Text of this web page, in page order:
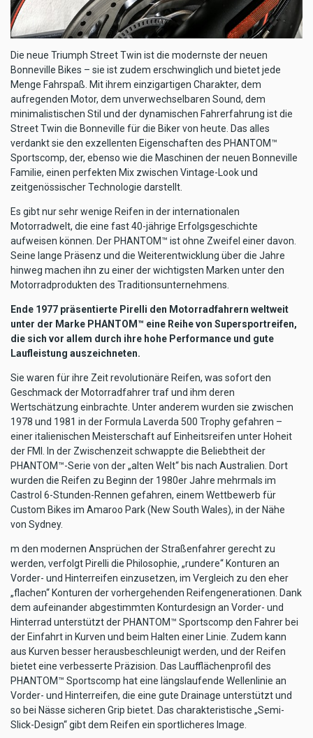
Die neue Triumph Street Twin ist die modernste der neuen
Bonneville Bikes – sie ist zudem erschwinglich und bietet jede
Menge Fahrspaß. Mit ihrem einzigartigen Charakter, dem
aufregenden Motor, dem unverwechselbaren Sound, dem
minimalistischen Stil und der dynamischen Fahrerfahrung ist die
Street Twin die Bonneville für die Biker von heute. Das alles
verdankt sie den exzellenten Eigenschaften des PHANTOM™
Sportscomp, der, ebenso wie die Maschinen der neuen Bonneville
Familie, einen perfekten Mix zwischen Vintage-Look und
zeitgenössischer Technologie darstellt.
Es gibt nur sehr wenige Reifen in der internationalen
Motorradwelt, die eine fast 40-jährige Erfolgsgeschichte
aufweisen können. Der PHANTOM™ ist ohne Zweifel einer davon.
Seine lange Präsenz und die Weiterentwicklung über die Jahre
hinweg machen ihn zu einer der wichtigsten Marken unter den
Motorradprodukten des Traditionsunternehmens.
Ende 1977 präsentierte Pirelli den Motorradfahrern weltweit
unter der Marke PHANTOM™ eine Reihe von Supersportreifen,
die sich vor allem durch ihre hohe Performance und gute
Laufleistung auszeichneten.
Sie waren für ihre Zeit revolutionäre Reifen, was sofort den
Geschmack der Motorradfahrer traf und ihm deren
Wertschätzung einbrachte. Unter anderem wurden sie zwischen
1978 und 1981 in der Formula Laverda 500 Trophy gefahren –
einer italienischen Meisterschaft auf Einheitsreifen unter Hoheit
der FMI. In der Zwischenzeit schwappte die Beliebtheit der
PHANTOM™-Serie von der „alten Welt“ bis nach Australien. Dort
wurden die Reifen zu Beginn der 1980er Jahre mehrmals im
Castrol 6-Stunden-Rennen gefahren, einem Wettbewerb für
Custom Bikes im Amaroo Park (New South Wales), in der Nähe
von Sydney.
m den modernen Ansprüchen der Straßenfahrer gerecht zu
werden, verfolgt Pirelli die Philosophie, „rundere“ Konturen an
Vorder- und Hinterreifen einzusetzen, im Vergleich zu den eher
„flachen“ Konturen der vorhergehenden Reifengenerationen. Dank
dem aufeinander abgestimmten Konturdesign an Vorder- und
Hinterrad unterstützt der PHANTOM™ Sportscomp den Fahrer bei
der Einfahrt in Kurven und beim Halten einer Linie. Zudem kann
aus Kurven besser herausbeschleunigt werden, und der Reifen
bietet eine verbesserte Präzision. Das Laufflächenprofil des
PHANTOM™ Sportscomp hat eine längslaufende Wellenlinie an
Vorder- und Hinterreifen, die eine gute Drainage unterstützt und
so bei Nässe sicheren Grip bietet. Das charakteristische „Semi-
Slick-Design“ gibt dem Reifen ein sportlicheres Image.